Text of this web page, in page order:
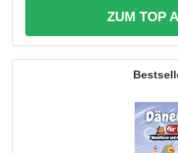
ZUM TOP